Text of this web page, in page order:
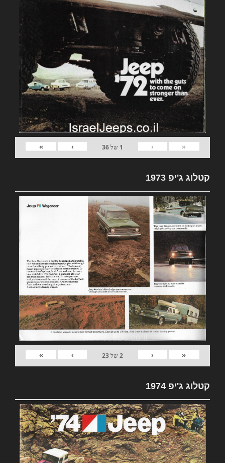
«
‹
1 של36
›
»
קטלוג ג'יפ 1973
«
‹
2של23
›
»
קטלוג ג'יפ 1974